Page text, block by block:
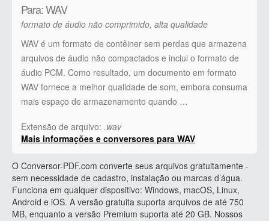
Para: WAV
formato de áudio não comprimido, alta qualidade
WAV é um formato de contêiner sem perdas que armazena
arquivos de áudio não compactados e inclui o formato de
áudio PCM. Como resultado, um documento em formato
WAV fornece a melhor qualidade de som, embora consuma
mais espaço de armazenamento quando …
Extensão de arquivo: .wav
Mais informações e conversores para WAV
O Conversor-PDF.com converte seus arquivos gratuitamente -
sem necessidade de cadastro, instalação ou marcas d’água.
Funciona em qualquer dispositivo: Windows, macOS, Linux,
Android e iOS. A versão gratuita suporta arquivos de até 750
MB, enquanto a versão Premium suporta até 20 GB. Nossos